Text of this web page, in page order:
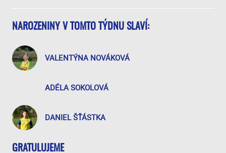
NAROZENINY V TOMTO TÝDNU SLAVÍ:
VALENTÝNA NOVÁKOVÁ
ADÉLA SOKOLOVÁ
DANIEL ŠŤÁSTKA
GRATULUJEME